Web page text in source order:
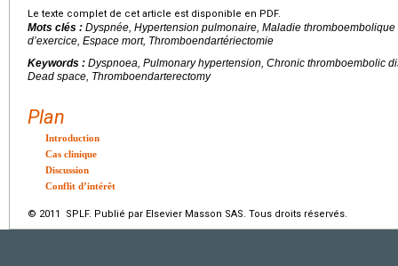
Le texte complet de cet article est disponible en PDF.
Mots clés : Dyspnée, Hypertension pulmonaire, Maladie
d’exercice, Espace mort, Thromboendartériectomie
Keywords : Dyspnoea, Pulmonary hypertension, Chronic thromboembolic
Dead space, Thromboendarterectomy
Plan
Introduction
Cas clinique
Discussion
Conflit d’intérêt
© 2011 SPLF. Publié par Elsevier Masson SAS. Tous droits réservés.